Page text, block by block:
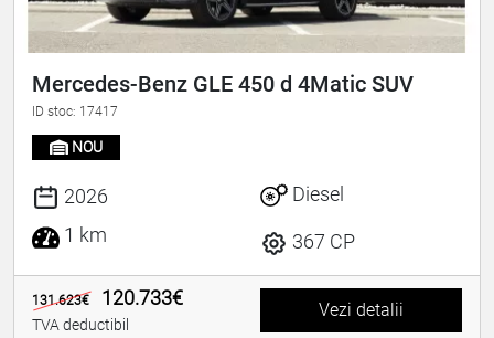
Mercedes-Benz GLE 450 d 4Matic SUV
ID stoc: 17417
NOU
2026
1 km
Diesel
367 CP
131.623€ 120.733€
TVA deductibil
Vezi detalii